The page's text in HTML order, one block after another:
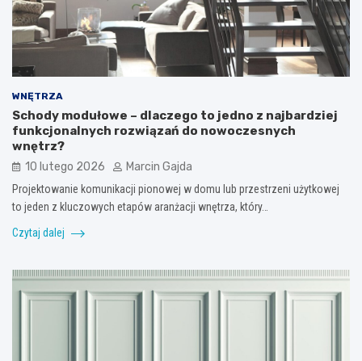
WNĘTRZA
Schody modułowe – dlaczego to jedno z najbardziej
funkcjonalnych rozwiązań do nowoczesnych
wnętrz?
10 lutego 2026 Marcin Gajda
Projektowanie komunikacji pionowej w domu lub przestrzeni użytkowej
to jeden z kluczowych etapów aranżacji wnętrza, który…
Czytaj dalej